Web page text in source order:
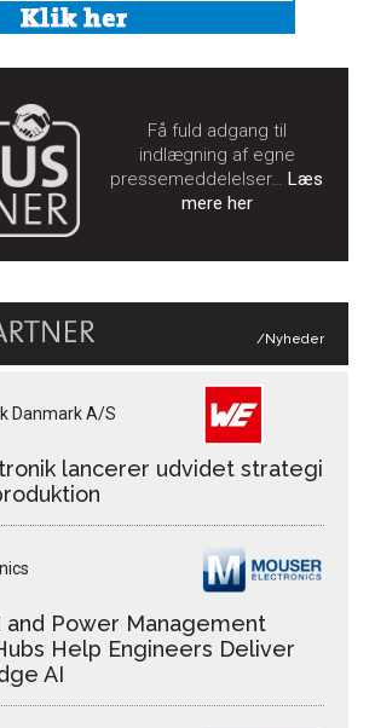
Få fuld adgang til
indlægning af egne
pressemeddelelser…Læs
mere her
/Nyheder
Danmark A/S
lancerer udvidet strategi
and Power Management
Help Engineers Deliver
AI